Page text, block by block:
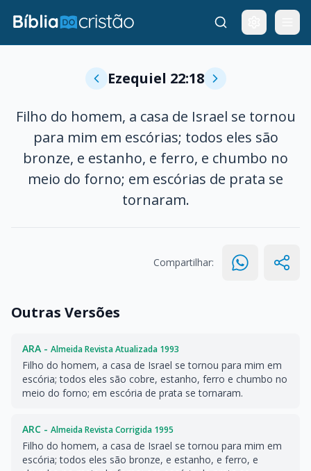
Ezequiel 22:18
Filho do homem, a casa de Israel se tornou
para mim em escórias; todos eles são
bronze, e estanho, e ferro, e chumbo no
meio do forno; em escórias de prata se
tornaram.
Compartilhar:
Outras Versões
ARA - Almeida Revista Atualizada 1993
Filho do homem, a casa de Israel se tornou para mim em
escória; todos eles são cobre, estanho, ferro e chumbo no
meio do forno; em escória de prata se tornaram.
ARC - Almeida Revista Corrigida 1995
Filho do homem, a casa de Israel se tornou para mim em
escória; todos eles são bronze, e estanho, e ferro, e